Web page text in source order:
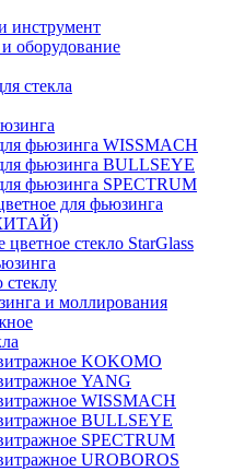
инструмент
оборудование
стекла
фьюзинга WISSMACH
фьюзинга BULLSEYE
фьюзинга SPECTRUM
для фьюзинга
цветное стекло StarGlass
стеклу
и моллирования
KOKOMO
YANG
WISSMACH
BULLSEYE
SPECTRUM
UROBOROS